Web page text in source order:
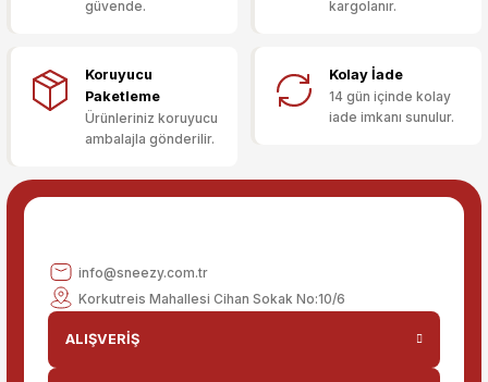
Ürün fiyatı diğer sitelerden daha pahalı.
Bu ürüne benzer farklı alternatifler olmalı.
güvende.
kargolanır.
Koruyucu
Paketleme
Ürünleriniz koruyucu
ambalajla gönderilir.
Kolay İade
14 gün içinde kolay
iade imkanı sunulur.
info@sneezy.com.tr
Korkutreis Mahallesi Cihan Sokak No:10/6
ALIŞVERİŞ